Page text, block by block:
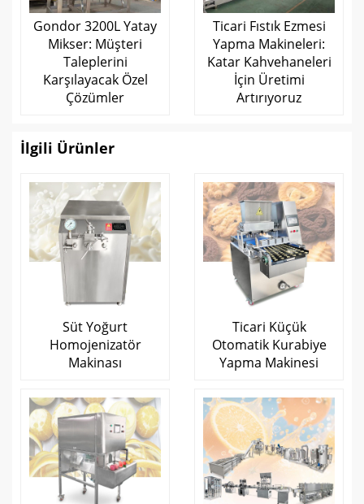
Gondor 3200L Yatay
Mikser: Müşteri
Taleplerini
Karşılayacak Özel
Çözümler
Ticari Fıstık Ezmesi
Yapma Makineleri:
Katar Kahvehaneleri
İçin Üretimi
Artırıyoruz
İlgili Ürünler
Süt Yoğurt
Homojenizatör
Makinası
Ticari Küçük
Otomatik Kurabiye
Yapma Makinesi